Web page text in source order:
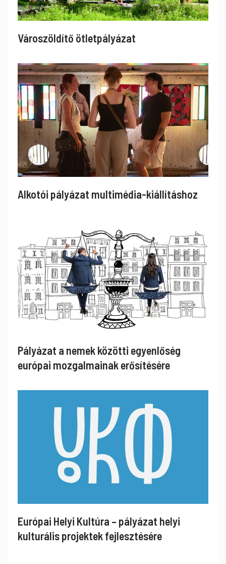
Városzöldítő ötletpályázat
Alkotói pályázat multimédia-kiállításhoz
Pályázat a nemek közötti egyenlőség
európai mozgalmainak erősítésére
Európai Helyi Kultúra – pályázat helyi
kulturális projektek fejlesztésére